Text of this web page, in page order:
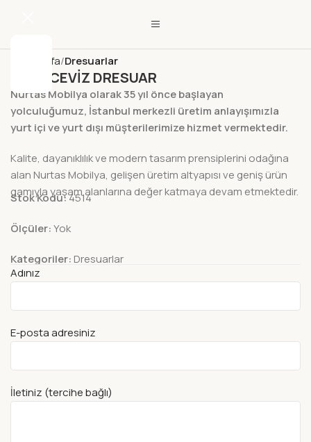
Ana Sayfa Dresuarlar
SOFT CEVİZ DRESUAR
Nurtas Mobilya olarak 35 yıl önce başlayan
yolculuğumuz, İstanbul merkezli üretim anlayışımızla
yurt içi ve yurt dışı müşterilerimize hizmet vermektedir.
Kalite, dayanıklılık ve modern tasarım prensiplerini odağına
alan Nurtas Mobilya, gelişen üretim altyapısı ve geniş ürün
gamıyla yaşam alanlarına değer katmaya devam etmektedir.
Stok Kodu:4514
Ölçüler:Yok
Kategoriler: Dresuarlar
Adınız
E-posta adresiniz
İletiniz (tercihe bağlı)